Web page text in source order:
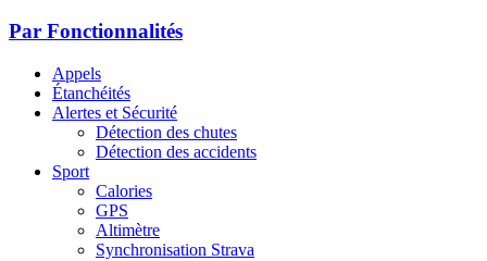
Par Fonctionnalités
Appels
Étanchéités
Alertes et Sécurité
Détection des chutes
Détection des accidents
Sport
Calories
GPS
Altimètre
Synchronisation Strava